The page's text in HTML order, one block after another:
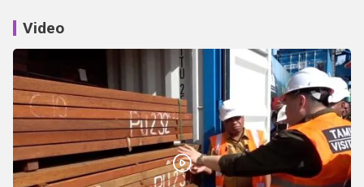
Video